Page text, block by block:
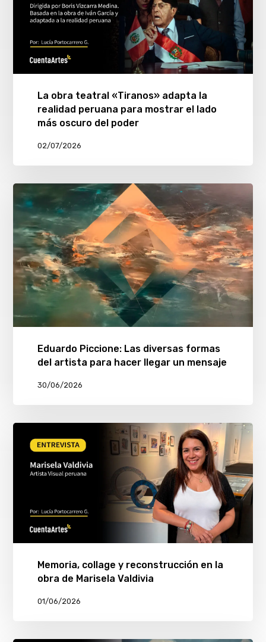
La obra teatral «Tiranos» adapta la
realidad peruana para mostrar el lado
más oscuro del poder
02/07/2026
Eduardo Piccione: Las diversas formas
del artista para hacer llegar un mensaje
30/06/2026
Memoria, collage y reconstrucción en la
obra de Marisela Valdivia
01/06/2026